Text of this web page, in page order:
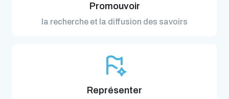
Promouvoir
la recherche et la diffusion des savoirs
Représenter